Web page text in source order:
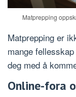
Matprepping
Matprepping er
mange
deg med å
Online-fora